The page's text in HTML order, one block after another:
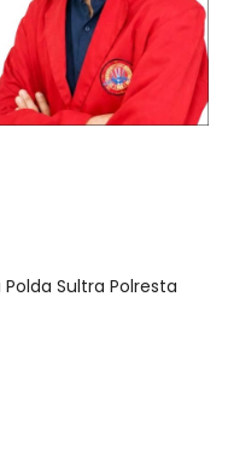
Sultra Polresta